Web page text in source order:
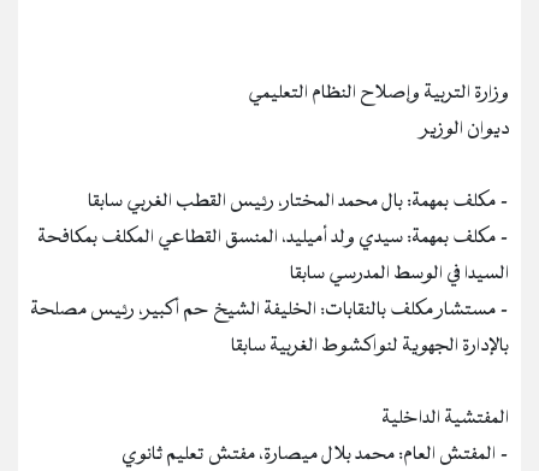
وزارة التربية وإصلاح النظام التعليمي
ديوان الوزير
- مكلف بمهمة: بال محمد المختار، رئيس القطب الغربي سابقا
- ⁠مكلف بمهمة: سيدي ولد أميليد، ⁠المنسق القطاعي المكلف بمكافحة
السيدا في الوسط المدرسي سابقا
- ⁠مستشار مكلف بالنقابات: الخليفة الشيخ حم أكبير، رئيس مصلحة
بالإدارة الجهوية لنواكشوط الغربية سابقا
المفتشية الداخلية
- ⁠المفتش العام: محمد بلال ميصارة، مفتش تعليم ثانوي